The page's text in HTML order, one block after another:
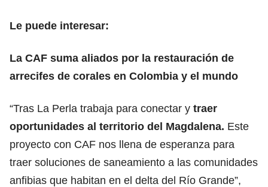
Le puede interesar:
La CAF suma aliados por la restauración de
arrecifes de corales en Colombia y el mundo
“Tras La Perla trabaja para conectar y traer
oportunidades al territorio del Magdalena. Este
proyecto con CAF nos llena de esperanza para
traer soluciones de saneamiento a las comunidades
anfibias que habitan en el delta del Río Grande”,